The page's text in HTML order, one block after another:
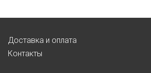
Доставка и оплата
Контакты